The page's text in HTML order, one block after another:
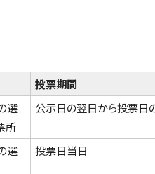
投票期間
選
所
公示日の翌日から投票日
選
投票日当日